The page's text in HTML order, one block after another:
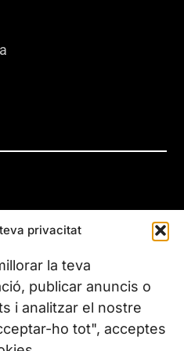
privacitat
la teva
publicar anuncis o
i analitzar el nostre
ho tot", acceptes